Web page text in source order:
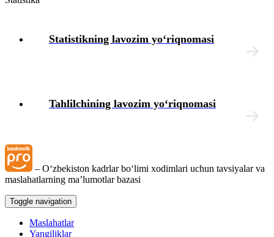
Tashkilotning lokal hujjatlari
Blok-diagrammalar
Statistikning lavozim yoʻriqnomasi
Tahlilchining lavozim yoʻriqnomasi
– Oʻzbekiston kadrlar boʻlimi хodimlari uchun tavsiyalar va
maslahatlarning ma’lumotlar bazasi
Toggle navigation
Maslahatlar
Yangiliklar